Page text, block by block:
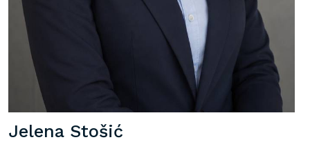
Jelena Stošić